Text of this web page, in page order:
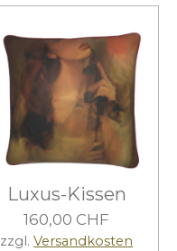
Luxus-Kissen
160,00 CHF
zzgl.Versandkosten